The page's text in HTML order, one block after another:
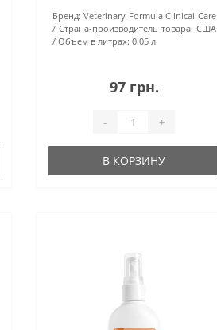
Бренд: Veterinary Formula Clinical Care
Страна-производитель товара: США
Объем в литрах: 0.05 л
97 грн.
- +
В КОРЗИНУ